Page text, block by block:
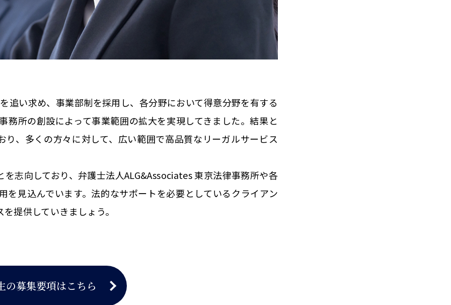
追い求め、事業部制を採用し、各分野において得意分野を有する
所の創設によって事業範囲の拡大を実現してきました。結果と
、多くの方々に対して、広い範囲で高品質なリーガルサービス
志向しており、弁護士法人ALG&Associates 東京法律事務所や各
見込んでいます。法的なサポートを必要としているクライアン
提供していきましょう。
の募集要項はこちら